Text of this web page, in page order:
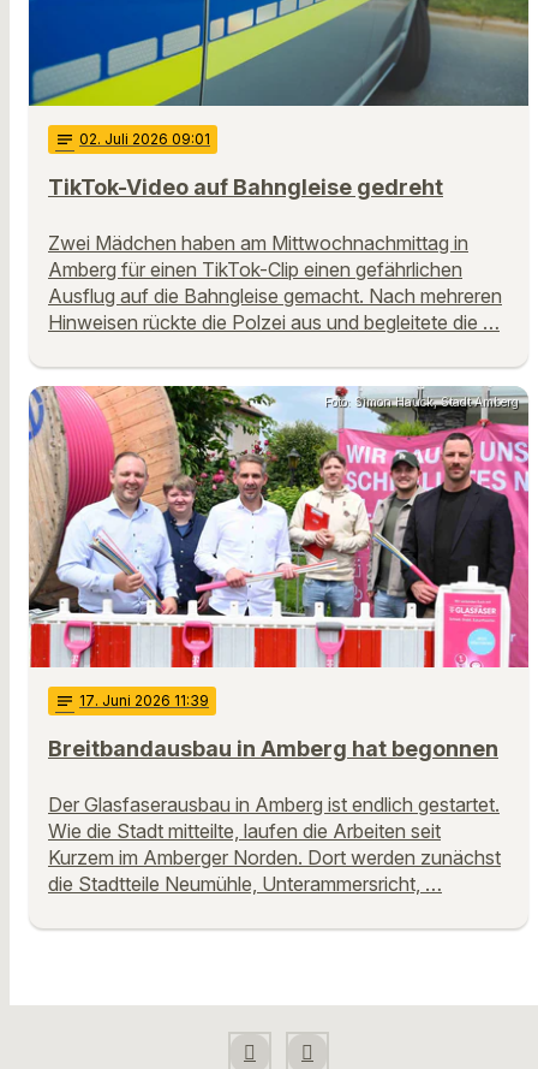
notes 02. Juli 2026 09:01
TikTok-Video auf Bahngleise gedreht
Zwei Mädchen haben am Mittwochnachmittag in
Amberg für einen TikTok-Clip einen gefährlichen
Ausflug auf die Bahngleise gemacht. Nach mehreren
Hinweisen rückte die Polzei aus und begleitete die …
Foto: Simon Hauck, Stadt Amberg
notes 17. Juni 2026 11:39
Breitbandausbau in Amberg hat begonnen
Der Glasfaserausbau in Amberg ist endlich gestartet.
Wie die Stadt mitteilte, laufen die Arbeiten seit
Kurzem im Amberger Norden. Dort werden zunächst
die Stadtteile Neumühle, Unterammersricht, …